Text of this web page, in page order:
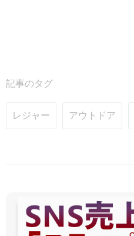
記事のタグ
レジャー アウトドア